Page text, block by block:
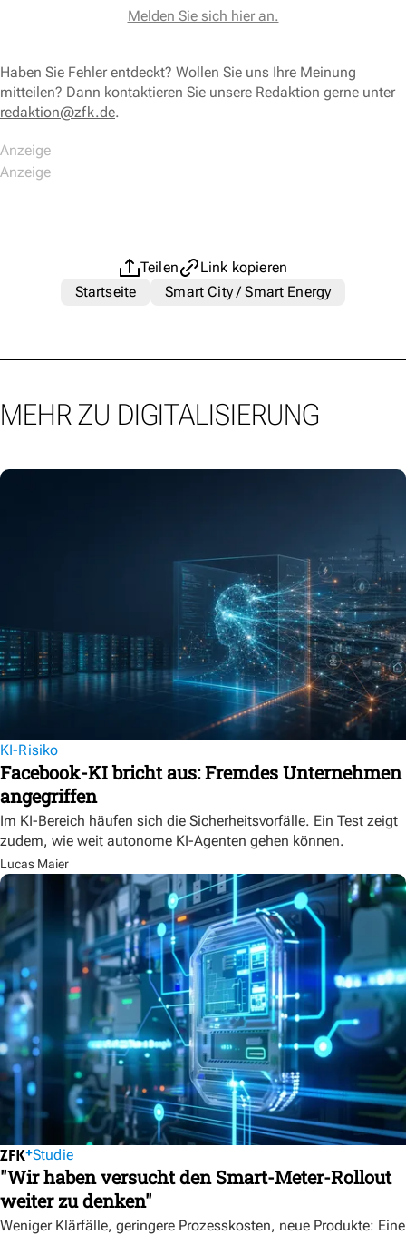
Melden Sie sich hier an.
Haben Sie Fehler entdeckt? Wollen Sie uns Ihre Meinung
mitteilen? Dann kontaktieren Sie unsere Redaktion gerne unter
redaktion@zfk.de.
Teilen
Link kopieren
Startseite
Smart City / Smart Energy
MEHR ZU DIGITALISIERUNG
KI-Risiko
Facebook-KI bricht aus: Fremdes Unternehmen
angegriffen
Im KI-Bereich häufen sich die Sicherheitsvorfälle. Ein Test zeigt
zudem, wie weit autonome KI-Agenten gehen können.
Lucas Maier
Studie
"Wir haben versucht den Smart-Meter-Rollout
weiter zu denken"
Weniger Klärfälle, geringere Prozesskosten, neue Produkte: Eine